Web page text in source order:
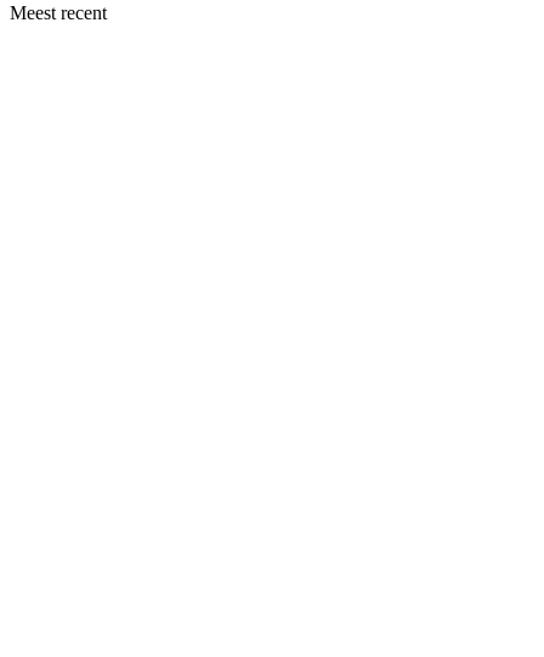
Meest recent